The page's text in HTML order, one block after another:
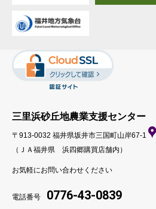
三里浜砂丘地農業支援センター
〒913-0032 福井県坂井市三国町山岸67-1
（ＪＡ福井県 浜四郷購買店舗内）
お気軽にお問い合わせください
電話番号 0776-43-0839